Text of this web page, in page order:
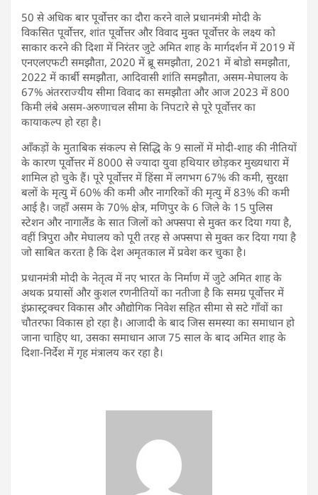
50 से अधिक बार पूर्वोत्तर का दौरा करने वाले प्रधानमंत्री मोदी के
विकसित पूर्वोत्तर, शांत पूर्वोत्तर और विवाद मुक्त पूर्वोत्तर के लक्ष्य को
साकार करने की दिशा में निरंतर जुटे अमित शाह के मार्गदर्शन में 2019 में
एनएलएफटी समझौता, 2020 में ब्रू समझौता, 2021 में बोडो समझौता,
2022 में कार्बी समझौता, आदिवासी शांति समझौता, असम-मेघालय के
67% अंतरराज्यीय सीमा विवाद का समझौता और आज 2023 में 800
किमी लंबे असम-अरुणाचल सीमा के निपटारे से पूरे पूर्वोत्तर का
कायाकल्प हो रहा है।
आँकड़ों के मुताबिक संकल्प से सिद्धि के 9 सालों में मोदी-शाह की नीतियों
के कारण पूर्वोत्तर में 8000 से ज्यादा युवा हथियार छोड़कर मुख्यधारा में
शामिल हो चुके हैं। पूरे पूर्वोत्तर में हिंसा में लगभग 67% की कमी, सुरक्षा
बलों के मृत्यु में 60% की कमी और नागरिकों की मृत्यु में 83% की कमी
आई है। जहाँ असम के 70% क्षेत्र, मणिपुर के 6 जिले के 15 पुलिस
स्टेशन और नागालैंड के सात जिलों को अफ्सपा से मुक्त कर दिया गया है,
वहीं त्रिपुरा और मेघालय को पूरी तरह से अफ्सपा से मुक्त कर दिया गया है
जो साबित करता है कि देश अमृतकाल में प्रवेश कर चुका है।
प्रधानमंत्री मोदी के नेतृत्व में नए भारत के निर्माण में जुटे अमित शाह के
अथक प्रयासों और कुशल रणनीतियों का नतीजा है कि समग्र पूर्वोत्तर में
इंफ्रास्ट्रक्चर विकास और औद्योगिक निवेश सहित सीमा से सटे गाँवों का
चौतरफा विकास हो रहा है। आजादी के बाद जिस समस्या का समाधान हो
जाना चाहिए था, उसका समाधान आज 75 साल के बाद अमित शाह के
दिशा-निर्देश में गृह मंत्रालय कर रहा है।